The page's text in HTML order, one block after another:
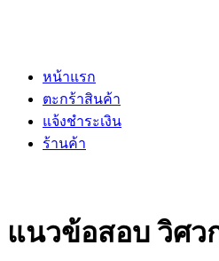
หน้าแรก
ตะกร้าสินค้า
แจ้งชำระเงิน
ร้านค้า
แนวข้อสอบ วิศว